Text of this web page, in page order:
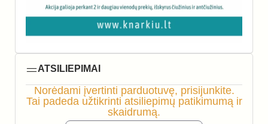
ATSILIEPIMAI
Norėdami įvertinti parduotuvę, prisijunkite.
Tai padeda užtikrinti atsiliepimų patikimumą ir
skaidrumą.